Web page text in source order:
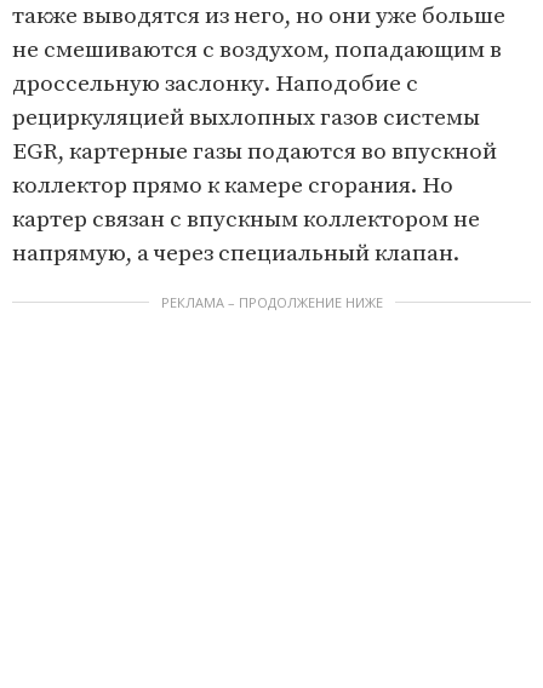
также выводятся из него, но они уже больше
не смешиваются с воздухом, попадающим в
дроссельную заслонку. Наподобие с
рециркуляцией выхлопных газов системы
EGR, картерные газы подаются во впускной
коллектор прямо к камере сгорания. Но
картер связан с впускным коллектором не
напрямую, а через специальный клапан.
РЕКЛАМА – ПРОДОЛЖЕНИЕ НИЖЕ